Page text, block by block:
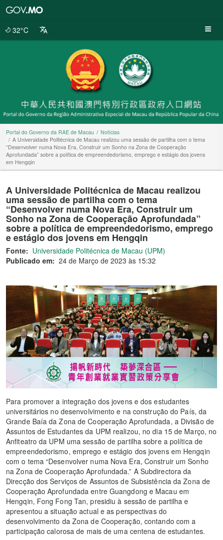
32°C
Portal do Governo da RAE de Macau
Notícias
A Universidade Politécnica de Macau realizou uma sessão de partilha com o tema
“Desenvolver numa Nova Era, Construir um Sonho na Zona de Cooperação
Aprofundada” sobre a política de empreendedorismo, emprego e estágio dos jovens
em Hengqin
A Universidade Politécnica de Macau realizou
uma sessão de partilha com o tema
“Desenvolver numa Nova Era, Construir um
Sonho na Zona de Cooperação Aprofundada”
sobre a política de empreendedorismo, emprego
e estágio dos jovens em Hengqin
Fonte: Universidade Politécnica de Macau (UPM)
Publicado em: 24 de Março de 2023 às 15:32
Para promover a integração dos jovens e dos estudantes
universitários no desenvolvimento e na construção do País, da
Grande Baía da Zona de Cooperação Aprofundada, a Divisão de
Assuntos de Estudantes da UPM realizou, no dia 15 de Março, no
Anfiteatro da UPM uma sessão de partilha sobre a política de
empreendedorismo, emprego e estágio dos jovens em Hengqin
com o tema “Desenvolver numa Nova Era, Construir um Sonho
na Zona de Cooperação Aprofundada.” A Subdirectora da
Direcção dos Serviços de Assuntos de Subsistência da Zona de
Cooperação Aprofundada entre Guangdong e Macau em
Hengqin, Fong Fong Tan, presidiu à sessão de partilha e
apresentou a situação actual e as perspectivas do
desenvolvimento da Zona de Cooperação, contando com a
participação calorosa de mais de uma centena de estudantes.